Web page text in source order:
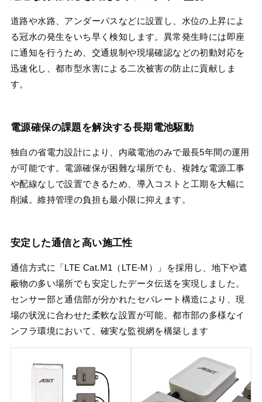
道路や水路、アンダーパスなどに設置し、水位の上昇によ
る冠水の発生をいち早く検知します。異常発生時には即座
に通知を行うため、交通規制や現場確認などの初動対応を
迅速化し、都市型水害による二次被害の防止に貢献しま
す。
電源確保の課題を解決する長期電池駆動
独自の省電力設計により、内蔵電池のみで最長5年間の運用
が可能です。電源確保が困難な場所でも、複雑な電源工事
や配線なしで設置できるため、導入コストと工期を大幅に
削減。維持管理の負担も最小限に抑えます。
安定した通信と高い施工性
通信方式に「LTE Cat.M1（LTE-M）」を採用し、地下や遮
蔽物の多い場所でも安定したデータ伝送を実現しました。
センサー部と通信部が分かれたセパレート構造により、現
場の状況に合わせた柔軟な設置が可能。都市部の多様なイ
ンフラ環境において、確実な監視網を構築します